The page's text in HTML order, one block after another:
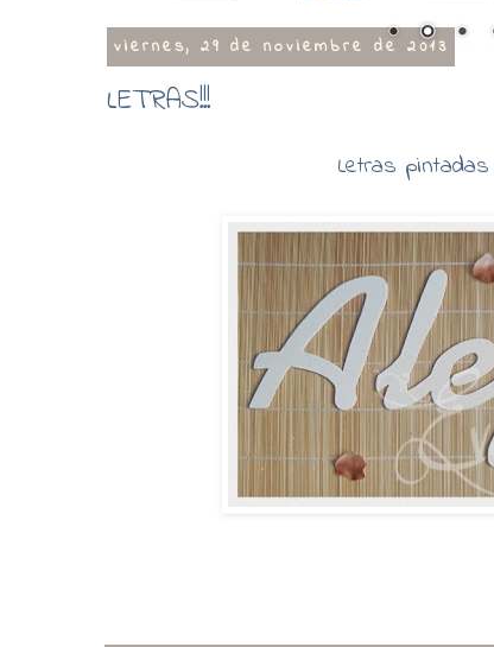
viernes, 29 de noviembre de 2013
LETRAS!!!
Letras pintadas